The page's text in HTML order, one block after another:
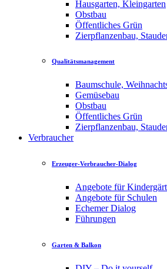
Hausgarten, Kleingarten
Obstbau
Öffentliches Grün
Zierpflanzenbau,
Qualitätsmanagement
Baumschule,
Gemüsebau
Obstbau
Öffentliches Grün
Zierpflanzenbau,
Verbraucher
Erzeuger-Verbraucher-Dialog
Angebote für
Angebote für Schulen
Echemer Dialog
Führungen
Garten & Balkon